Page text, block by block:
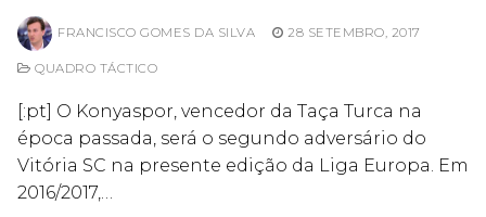
FRANCISCO GOMES DA SILVA 28 SETEMBRO, 2017
QUADRO TÁCTICO
[:pt] O Konyaspor, vencedor da Taça Turca na
época passada, será o segundo adversário do
Vitória SC na presente edição da Liga Europa. Em
2016/2017,…